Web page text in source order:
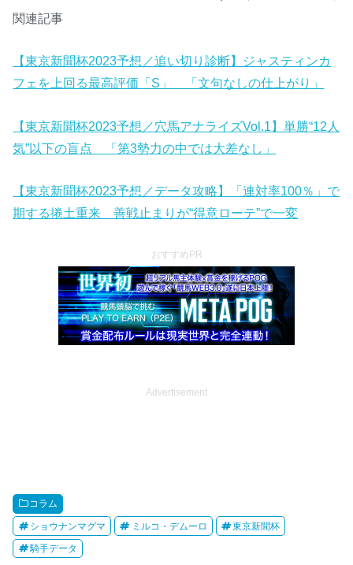
関連記事
【東京新聞杯2023予想／追い切り診断】ジャスティンカ
フェを上回る最高評価「S」 「文句なしの仕上がり」
【東京新聞杯2023予想／穴馬アナライズVol.1】単勝“12人
気”以下の盲点 「第3勢力の中では大差なし」
【東京新聞杯2023予想／データ攻略】「連対率100％」で
期する捲土重来 善戦止まりが“得意ローテ”で一変
おすすめPR
Advertisement
コラム
ショウナンマグマ ミルコ・デムーロ 東京新聞杯
騎手データ